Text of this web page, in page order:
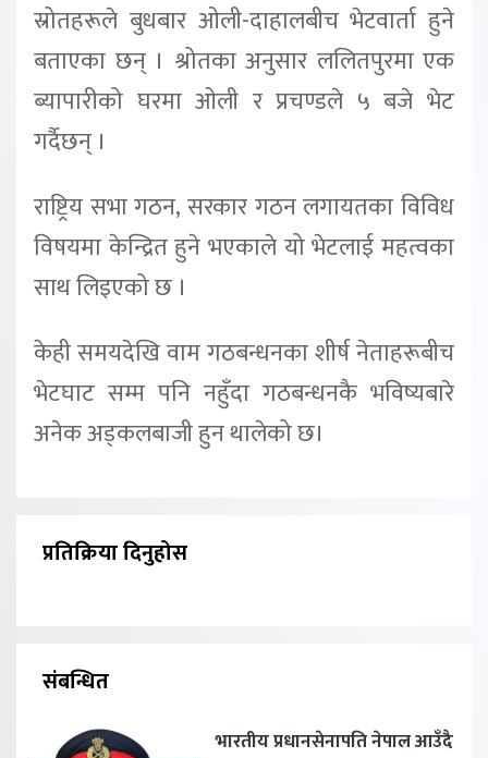
स्रोतहरूले बुधबार ओली-दाहालबीच भेटवार्ता हुने
बताएका छन् । श्रोतका अनुसार ललितपुरमा एक
ब्यापारीको घरमा ओली र प्रचण्डले ५ बजे भेट
गर्दैछन् ।
राष्ट्रिय सभा गठन, सरकार गठन लगायतका विविध
विषयमा केन्द्रित हुने भएकाले यो भेटलाई महत्वका
साथ लिइएको छ ।
केही समयदेखि वाम गठबन्धनका शीर्ष नेताहरूबीच
भेटघाट सम्म पनि नहुँदा गठबन्धनकै भविष्यबारे
अनेक अड्कलबाजी हुन थालेको छ।
प्रतिक्रिया दिनुहोस
संबन्धित
भारतीय प्रधानसेनापति नेपाल आउँदै